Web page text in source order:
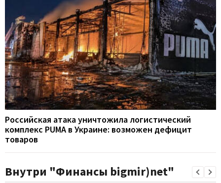
Российская атака уничтожила логистический
комплекс PUMA в Украине: возможен дефицит
товаров
Внутри "Финансы bigmir)net"